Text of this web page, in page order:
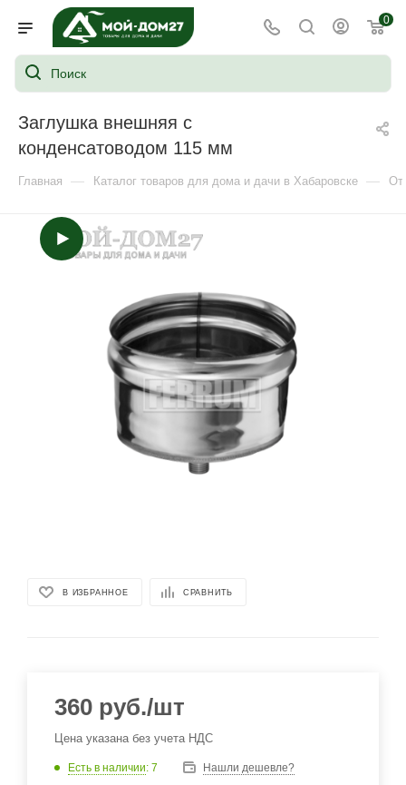
0
Заглушка внешняя с
конденсатоводом 115 мм
Главная — Каталог товаров для дома и дачи в Хабаровске —
В ИЗБРАННОЕ СРАВНИТЬ
360 руб./шт
Цена указана без учета НДС
Есть в наличии: 7 Нашли дешевле?